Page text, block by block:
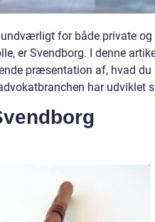
for både private og
er Svendborg. I denne
præsentation af, hvad
har udviklet